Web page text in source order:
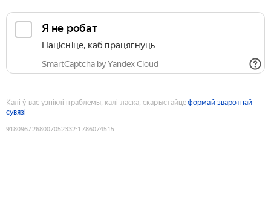
Я не робат
Націсніце, каб працягнуць
SmartCaptcha by Yandex Cloud
Калі ў вас узніклі праблемы, калі ласка, скарыстайцеформай зваротнай
сувязі
9180967268007052332:1786074515